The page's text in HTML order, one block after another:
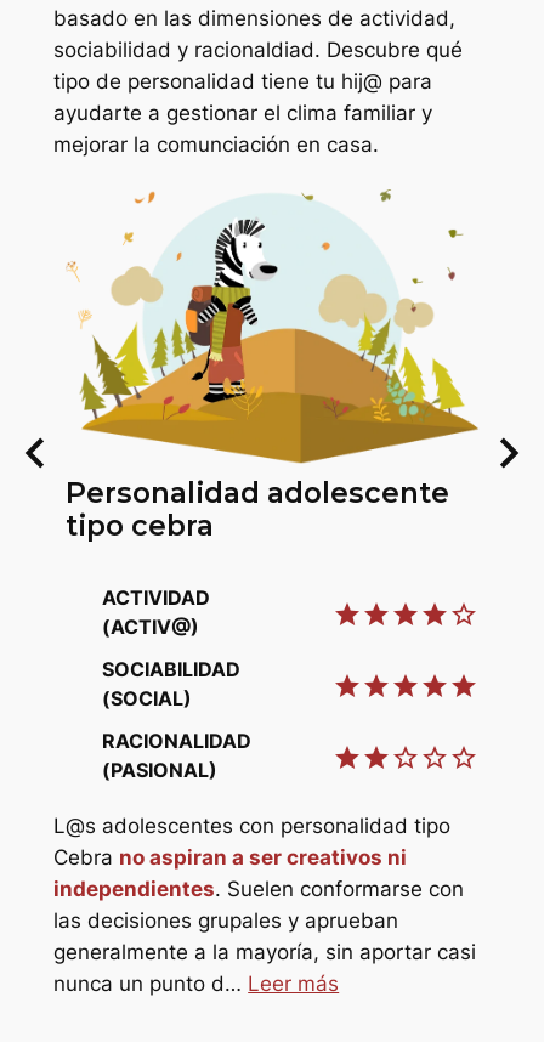
basado en las dimensiones de actividad,
sociabilidad y racionaldiad. Descubre qué
tipo de personalidad tiene tu hij@ para
ayudarte a gestionar el clima familiar y
mejorar la comunciación en casa.
Personalidad adolescente
tipo cebra
ACTIVIDAD
(ACTIV@)
starstarstarstarstar_border
SOCIABILIDAD
(SOCIAL)
starstarstarstarstar
RACIONALIDAD
(PASIONAL)
starstarstar_borderstar_borderstar_border
L@s adolescentes con personalidad tipo
Cebra no aspiran a ser creativos ni
independientes. Suelen conformarse con
las decisiones grupales y aprueban
generalmente a la mayoría, sin aportar casi
nunca un punto d… Leer más
keyboard_arrow_left keyboard_arrow_right